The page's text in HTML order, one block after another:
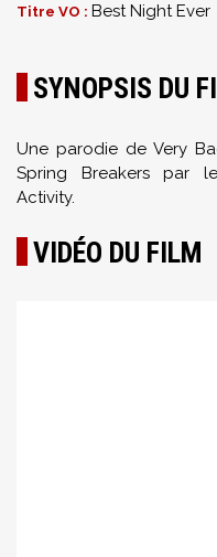
Titre VO : Best Night Ever
SYNOPSIS DU
Une parodie de Very
Spring Breakers par
Activity.
VIDÉO DU FILM